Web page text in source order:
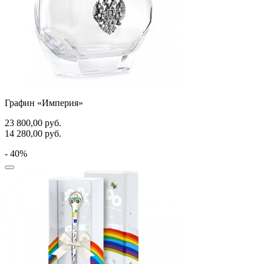
Графин «Империя»
23 800,00 руб.
14 280,00 руб.
- 40%